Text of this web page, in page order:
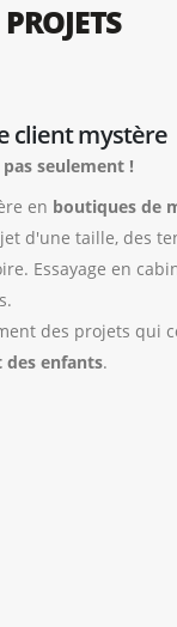
client mystère
seulement !
en boutiques de
d'une taille, des
Essayage en
des projets qui
enfants.